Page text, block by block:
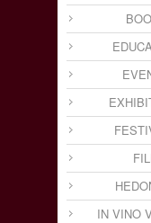
IN VINO